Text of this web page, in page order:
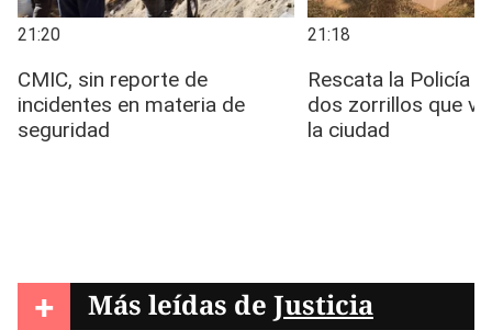
+ Más leídas de Justicia